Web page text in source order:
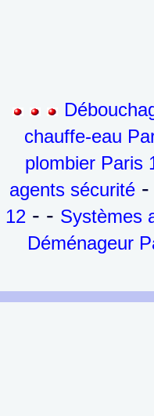
chauffe-eau
plombier Paris
agents sécurité
12 - - Systèmes
Déménageur